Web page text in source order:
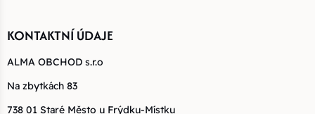
KONTAKTNÍ ÚDAJE
ALMA OBCHOD s.r.o
Na zbytkách 83
738 01 Staré Město u Frýdku-Místku